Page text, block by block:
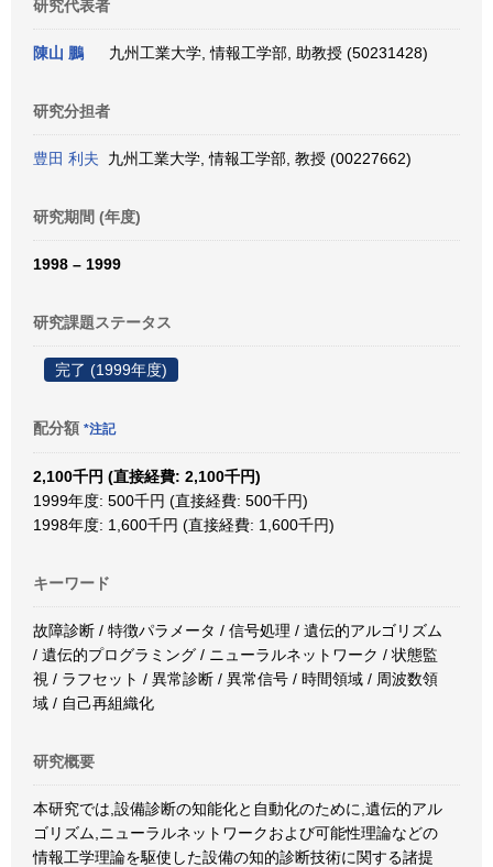
研究代表者
陳山 鵬 九州工業大学, 情報工学部, 助教授 (50231428)
研究分担者
豊田 利夫 九州工業大学, 情報工学部, 教授 (00227662)
研究期間 (年度)
1998 – 1999
研究課題ステータス
完了 (1999年度)
配分額 *注記
2,100千円 (直接経費: 2,100千円)
1999年度: 500千円 (直接経費: 500千円)
1998年度: 1,600千円 (直接経費: 1,600千円)
キーワード
故障診断 / 特徴パラメータ / 信号処理 / 遺伝的アルゴリズム
/ 遺伝的プログラミング / ニューラルネットワーク / 状態監
視 / ラフセット / 異常診断 / 異常信号 / 時間領域 / 周波数領
域 / 自己再組織化
研究概要
本研究では,設備診断の知能化と自動化のために,遺伝的アル
ゴリズム,ニューラルネットワークおよび可能性理論などの
情報工学理論を駆使した設備の知的診断技術に関する諸提